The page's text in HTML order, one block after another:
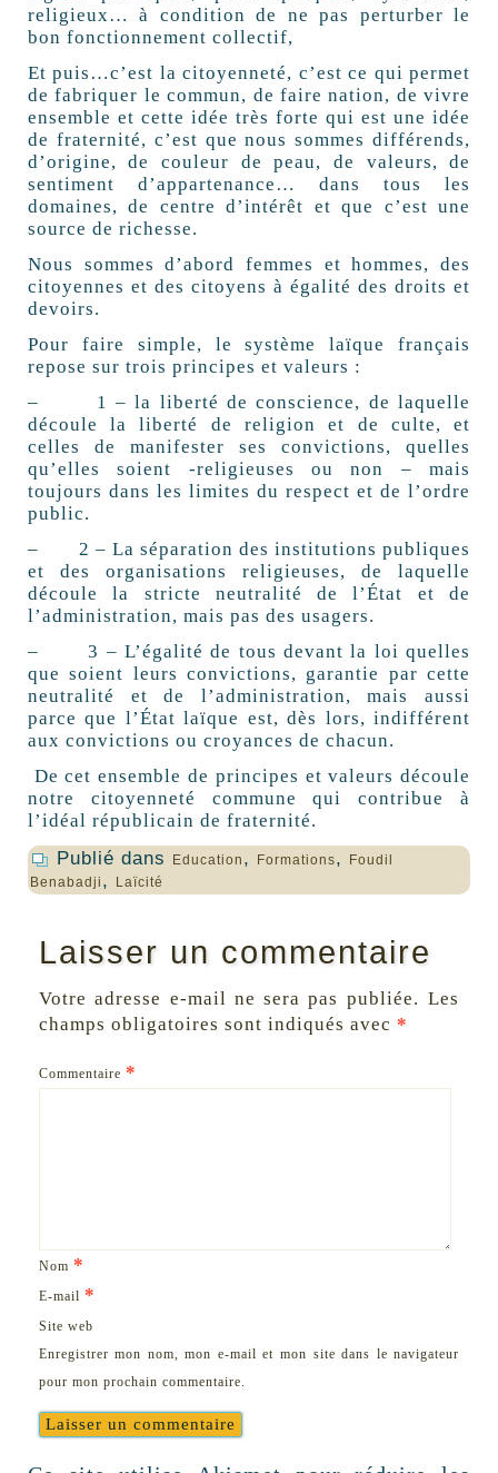
religieux… à condition de ne pas perturber le
bon fonctionnement collectif,
Et puis…c’est la citoyenneté, c’est ce qui permet
de fabriquer le commun, de faire nation, de vivre
ensemble et cette idée très forte qui est une idée
de fraternité, c’est que nous sommes différends,
d’origine, de couleur de peau, de valeurs, de
sentiment d’appartenance… dans tous les
domaines, de centre d’intérêt et que c’est une
source de richesse.
Nous sommes d’abord femmes et hommes, des
citoyennes et des citoyens à égalité des droits et
devoirs.
Pour faire simple, le système laïque français
repose sur trois principes et valeurs :
– 1 – la liberté de conscience, de laquelle
découle la liberté de religion et de culte, et
celles de manifester ses convictions, quelles
qu’elles soient -religieuses ou non – mais
toujours dans les limites du respect et de l’ordre
public.
– 2 – La séparation des institutions publiques
et des organisations religieuses, de laquelle
découle la stricte neutralité de l’État et de
l’administration, mais pas des usagers.
– 3 – L’égalité de tous devant la loi quelles
que soient leurs convictions, garantie par cette
neutralité et de l’administration, mais aussi
parce que l’État laïque est, dès lors, indifférent
aux convictions ou croyances de chacun.
De cet ensemble de principes et valeurs découle
notre citoyenneté commune qui contribue à
l’idéal républicain de fraternité.
Publié dans
Education , Formations,
Foudil
Benabadji , Laïcité
Laisser un commentaire
Votre adresse e-mail ne sera pas publiée. Les
champs obligatoires sont indiqués avec *
Commentaire *
Nom *
E-mail *
Site web
Enregistrer mon nom, mon e-mail et mon site dans le navigateur
pour mon prochain commentaire.